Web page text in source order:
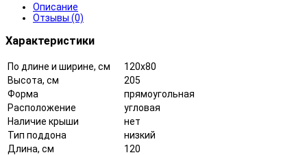
Описание
Отзывы (0)
Характеристики
По длине и ширине, см
120x80
Высота, см
205
Форма
прямоугольная
Расположение
угловая
Наличие крыши
нет
Тип поддона
низкий
Длина, см
120